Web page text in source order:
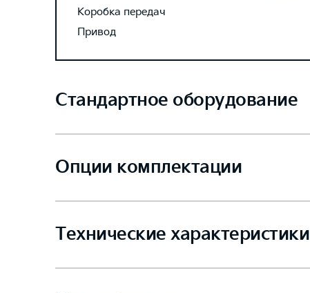
Коробка передач
Привод
Стандартное оборудование
Опции комплектации
Технические характеристики